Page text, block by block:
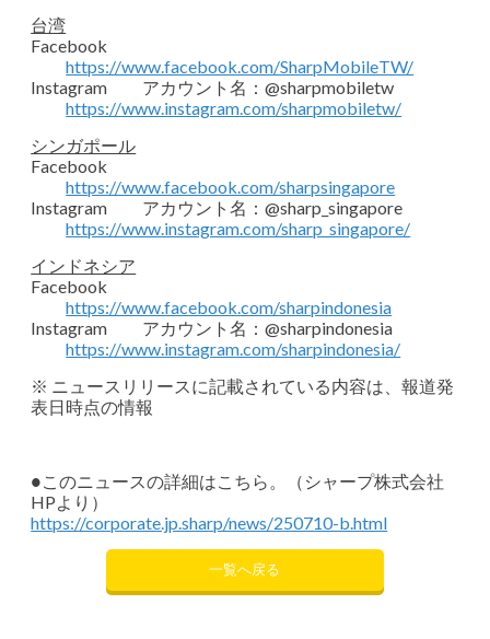
台湾
Facebook
https://www.facebook.com/SharpMobileTW/
Instagram アカウント名：@sharpmobiletw
https://www.instagram.com/sharpmobiletw/
シンガポール
Facebook
https://www.facebook.com/sharpsingapore
Instagram アカウント名：@sharp_singapore
https://www.instagram.com/sharp_singapore/
インドネシア
Facebook
https://www.facebook.com/sharpindonesia
Instagram アカウント名：@sharpindonesia
https://www.instagram.com/sharpindonesia/
※ ニュースリリースに記載されている内容は、報道発
表日時点の情報
●このニュースの詳細はこちら。（シャープ株式会社
HPより）
https://corporate.jp.sharp/news/250710-b.html
一覧へ戻る